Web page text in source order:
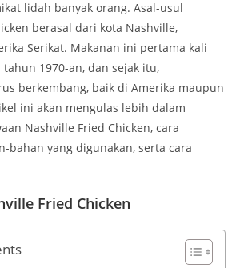
lidah banyak orang. Asal-usul
berasal dari kota Nashville,
Serikat. Makanan ini pertama kali
1970-an, dan sejak itu,
berkembang, baik di Amerika maupun
ini akan mengulas lebih dalam
Nashville Fried Chicken, cara
bahan yang digunakan, serta cara
Fried Chicken